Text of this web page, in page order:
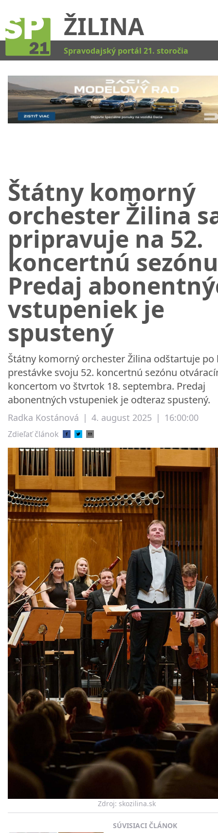
ŽILINA
Spravodajský portál 21. storočia
Štátny komorný
orchester Žilina
pripravuje na 52.
koncertnú
Predaj
vstupeniek je
spustený
Štátny komorný orchester Žilina odštartuje po
prestávke svoju 52. koncertnú sezónu
koncertom vo štvrtok 18. septembra. Predaj
abonentných vstupeniek je odteraz spustený.
Radka Kostánová | 4. august 2025 | 16:00:00
Zdieľať článok
Zdroj: skozilina.sk
SÚVISIACI ČLÁNOK